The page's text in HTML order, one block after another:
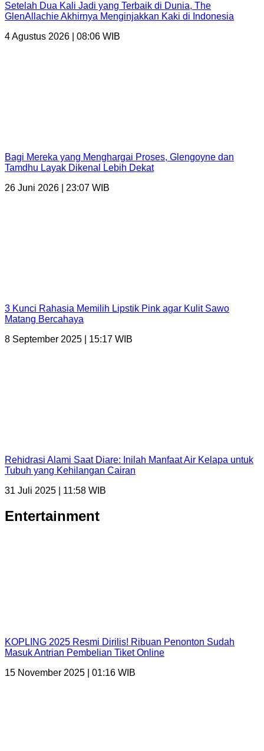
Setelah Dua Kali Jadi yang Terbaik di Dunia, The
GlenAllachie Akhirnya Menginjakkan Kaki di Indonesia
4 Agustus 2026 | 08:06 WIB
Bagi Mereka yang Menghargai Proses, Glengoyne dan
Tamdhu Layak Dikenal Lebih Dekat
26 Juni 2026 | 23:07 WIB
3 Kunci Rahasia Memilih Lipstik Pink agar Kulit Sawo
Matang Bercahaya
8 September 2025 | 15:17 WIB
Rehidrasi Alami Saat Diare: Inilah Manfaat Air Kelapa untuk
Tubuh yang Kehilangan Cairan
31 Juli 2025 | 11:58 WIB
Entertainment
KOPLING 2025 Resmi Dirilis! Ribuan Penonton Sudah
Masuk Antrian Pembelian Tiket Online
15 November 2025 | 01:16 WIB